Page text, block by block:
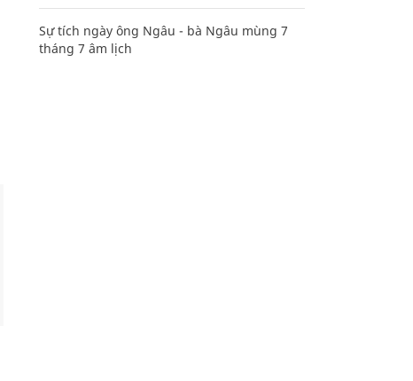
Sự tích ngày ông Ngâu - bà Ngâu mùng 7
tháng 7 âm lịch